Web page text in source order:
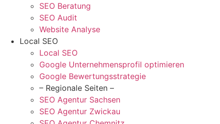
SEO Beratung
SEO Audit
Website Analyse
Local SEO
Local SEO
Google Unternehmensprofil optimieren
Google Bewertungsstrategie
– Regionale Seiten –
SEO Agentur Sachsen
SEO Agentur Zwickau